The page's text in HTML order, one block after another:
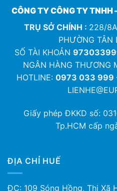
CÔNG TY CÔNG TY
TRỤ SỞ CHÍNH : 228/
PHƯỜNG TÂN
SỐ TÀI KHOẢN
NGÂN HÀNG THƯƠNG
HOTLINE: 0973 033 999
Giấy phép ĐKKD số:
Tp.HCM cấp
ĐỊA CHỈ HUẾ
ĐC: 109 Sóng Hồng, Thị Xã